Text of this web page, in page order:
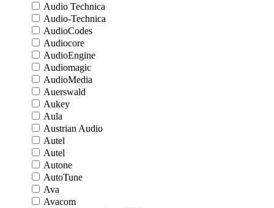
Audio Technica
Audio-Technica
AudioCodes
Audiocore
AudioEngine
Audiomagic
AudioMedia
Auerswald
Aukey
Aula
Austrian Audio
Autel
Autel
Autone
AutoTune
Ava
Avacom